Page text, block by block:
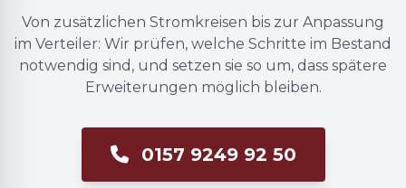
Von zusätzlichen Stromkreisen bis zur Anpassung
im Verteiler: Wir prüfen, welche Schritte im Bestand
notwendig sind, und setzen sie so um, dass spätere
Erweiterungen möglich bleiben.
0157 9249 92 50